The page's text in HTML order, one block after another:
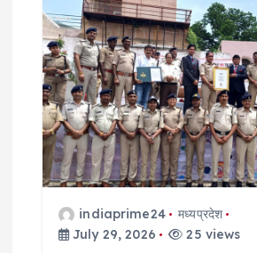
g
a
t
indiaprime24
मध्यप्रदेश
July 29, 2026
25 views